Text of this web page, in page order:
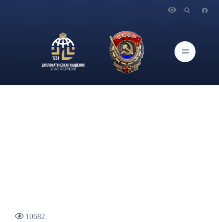
иностранных дел Российской Федерации С.В.Лаврова по
итогам заседания Совета сотрудничества арабских
государств Персидского залива
10682